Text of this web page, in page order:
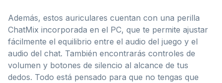
Además, estos auriculares cuentan con una perilla
ChatMix incorporada en el PC, que te permite ajustar
fácilmente el equilibrio entre el audio del juego y el
audio del chat. También encontrarás controles de
volumen y botones de silencio al alcance de tus
dedos. Todo está pensado para que no tengas que